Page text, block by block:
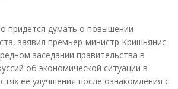
придется думать о повышении
заявил премьер-министр Кришьянис
заседании правительства в
об экономической ситуации в
ее улучшения после ознакомления с